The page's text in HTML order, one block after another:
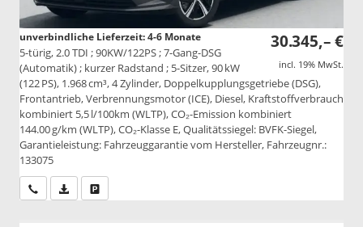
30.345,– €
incl. 19% MwSt.
unverbindliche Lieferzeit: 4-6 Monate
5-türig, 2.0 TDI ; 90KW/122PS ; 7-Gang-DSG
(Automatik) ; kurzer Radstand ; 5-Sitzer, 90 kW
(122 PS), 1.968 cm³, 4 Zylinder, Doppelkupplungsgetriebe (DSG),
Frontantrieb, Verbrennungsmotor (ICE), Diesel, Kraftstoffverbrauch
kombiniert 5,5 l/100km (WLTP), CO₂-Emission kombiniert
144.00 g/km (WLTP), CO₂-Klasse E, Qualitätssiegel: BVFK-Siegel,
Garantieleistung: Fahrzeuggarantie vom Hersteller, Fahrzeugnr.:
133075
Wir rufen Sie anPDF-Datei, Fahrzeugexposé drucken